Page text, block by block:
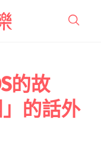
的故
的話外